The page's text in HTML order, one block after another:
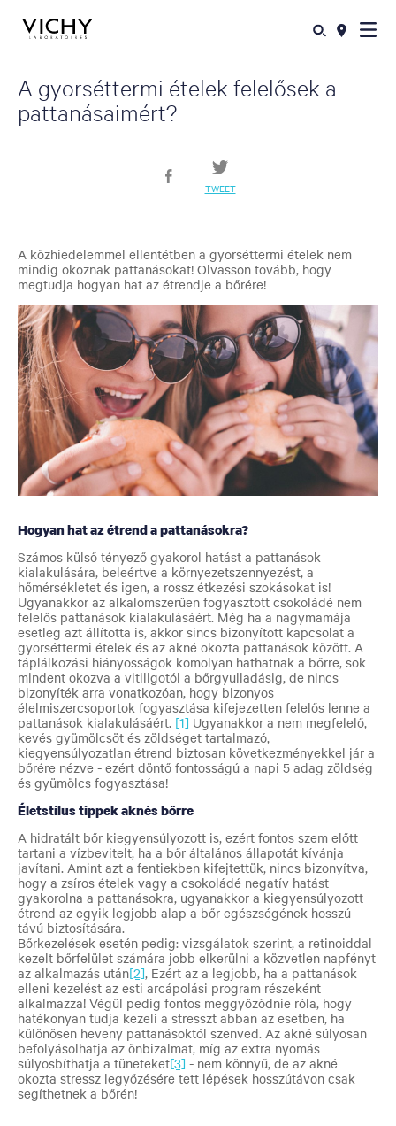
A gyorséttermi ételek felelősek a
pattanásaimért?
TWEET
A közhiedelemmel ellentétben a gyorséttermi ételek nem
mindig okoznak pattanásokat! Olvasson tovább, hogy
megtudja hogyan hat az étrendje a bőrére!
Hogyan hat az étrend a pattanásokra?
Számos külső tényező gyakorol hatást a pattanások
kialakulására, beleértve a környezetszennyezést, a
hőmérsékletet és igen, a rossz étkezési szokásokat is!
Ugyanakkor az alkalomszerűen fogyasztott csokoládé nem
felelős pattanások kialakulásáért. Még ha a nagymamája
esetleg azt állította is, akkor sincs bizonyított kapcsolat a
gyorséttermi ételek és az akné okozta pattanások között. A
táplálkozási hiányosságok komolyan hathatnak a bőrre, sok
mindent okozva a vitiligotól a bőrgyulladásig, de nincs
bizonyíték arra vonatkozóan, hogy bizonyos
élelmiszercsoportok fogyasztása kifejezetten felelős lenne a
pattanások kialakulásáért. [1] Ugyanakkor a nem megfelelő,
kevés gyümölcsöt és zöldséget tartalmazó,
kiegyensúlyozatlan étrend biztosan következményekkel jár a
bőrére nézve - ezért döntő fontosságú a napi 5 adag zöldség
és gyümölcs fogyasztása!
Életstílus tippek aknés bőrre
A hidratált bőr kiegyensúlyozott is, ezért fontos szem előtt
tartani a vízbevitelt, ha a bőr általános állapotát kívánja
javítani. Amint azt a fentiekben kifejtettük, nincs bizonyítva,
hogy a zsíros ételek vagy a csokoládé negatív hatást
gyakorolna a pattanásokra, ugyanakkor a kiegyensúlyozott
étrend az egyik legjobb alap a bőr egészségének hosszú
távú biztosítására.
Bőrkezelések esetén pedig: vizsgálatok szerint, a retinoiddal
kezelt bőrfelület számára jobb elkerülni a közvetlen napfényt
az alkalmazás után[2], Ezért az a legjobb, ha a pattanások
elleni kezelést az esti arcápolási program részeként
alkalmazza! Végül pedig fontos meggyőződnie róla, hogy
hatékonyan tudja kezeli a stresszt abban az esetben, ha
különösen heveny pattanásoktól szenved. Az akné súlyosan
befolyásolhatja az önbizalmat, míg az extra nyomás
súlyosbíthatja a tüneteket[3] - nem könnyű, de az akné
okozta stressz legyőzésére tett lépések hosszútávon csak
segíthetnek a bőrén!